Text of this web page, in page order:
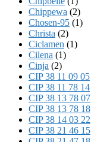
Chippewa (2)
Chosen-95 (1)
Christa (2)
Ciclamen (1)
Cilena (1)
Cinja (2)
CIP 38 11 09 05
CIP 38 11 78 14
CIP 38 13 78 07
CIP 38 13 78 18
CIP 38 14 03 22
CIP 38 21 46 15